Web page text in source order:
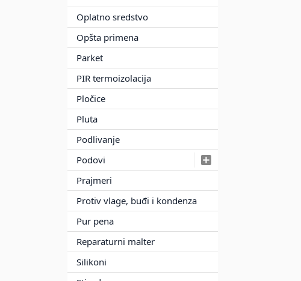
Oplatno sredstvo
Opšta primena
Parket
PIR termoizolacija
Pločice
Pluta
Podlivanje
Podovi
Prajmeri
Protiv vlage, buđi i kondenza
Pur pena
Reparaturni malter
Silikoni